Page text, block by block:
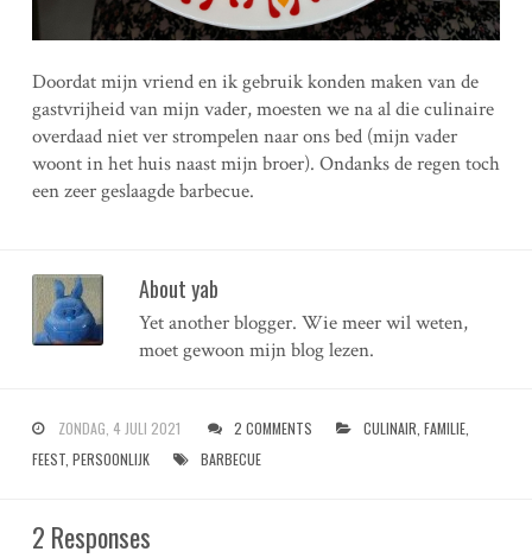
Doordat mijn vriend en ik gebruik konden maken van de
gastvrijheid van mijn vader, moesten we na al die culinaire
overdaad niet ver strompelen naar ons bed (mijn vader
woont in het huis naast mijn broer). Ondanks de regen toch
een zeer geslaagde barbecue.
About yab
Yet another blogger. Wie meer wil weten,
moet gewoon mijn blog lezen.
ZONDAG, 4 JULI 2021 2 COMMENTS CULINAIR FAMILIE,
FEEST, PERSOONLIJK BARBECUE
2 Responses